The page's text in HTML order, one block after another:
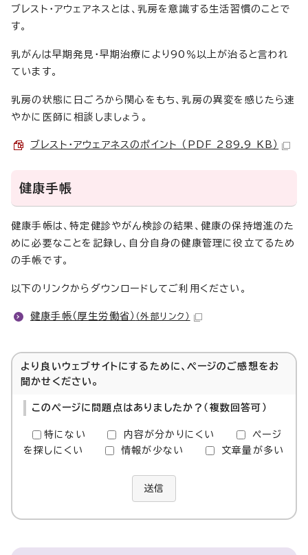
ブレスト・アウェアネスとは、乳房を意識する生活習慣のことで
す。
乳がんは早期発見・早期治療により90％以上が治ると言われ
ています。
乳房の状態に日ごろから関心をもち、乳房の異変を感じたら速
やかに医師に相談しましょう。
ブレスト・アウェアネスのポイント （PDF 289.9 KB）
健康手帳
健康手帳は、特定健診やがん検診の結果、健康の保持増進のた
めに必要なことを記録し、自分自身の健康管理に役立てるため
の手帳です。
以下のリンクからダウンロードしてご利用ください。
健康手帳（厚生労働省） （外部リンク）
より良いウェブサイトにするために、ページのご感想をお
聞かせください。
このページに問題点はありましたか？（複数回答可）
特にない 内容が分かりにくい
ページ
を探しにくい
情報が少ない 文章量が多い
送信